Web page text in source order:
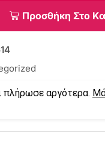
Προσθήκη Στο
πλήρωσε αργότερα.